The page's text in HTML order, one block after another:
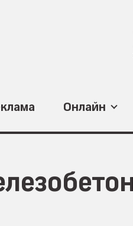
Онлайн